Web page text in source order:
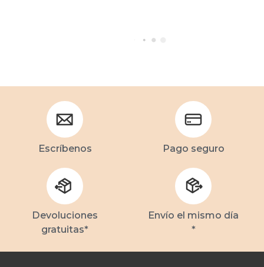
Escríbenos Pago seguro
Devoluciones
gratuitas*
Envío el mismo día
*